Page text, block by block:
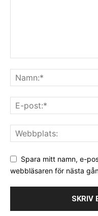
Spara mitt namn, e-
webbläsaren för nästa